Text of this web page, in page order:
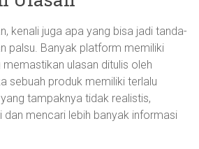
kenali juga apa yang bisa jadi tanda-
palsu. Banyak platform memiliki
ulasan ditulis oleh
sebuah produk memiliki terlalu
tampaknya tidak realistis,
dan mencari lebih banyak informasi